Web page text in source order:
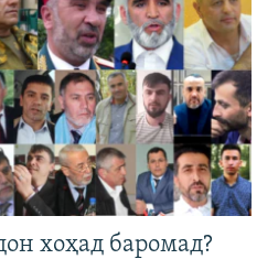
хоҳад баромад?